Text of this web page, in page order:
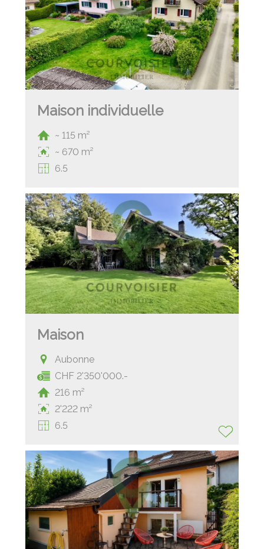
Maison individuelle
~ 115 m²
~ 670 m²
6.5
Maison
Aubonne
CHF 2'350'000.-
216 m²
2'222 m²
6.5